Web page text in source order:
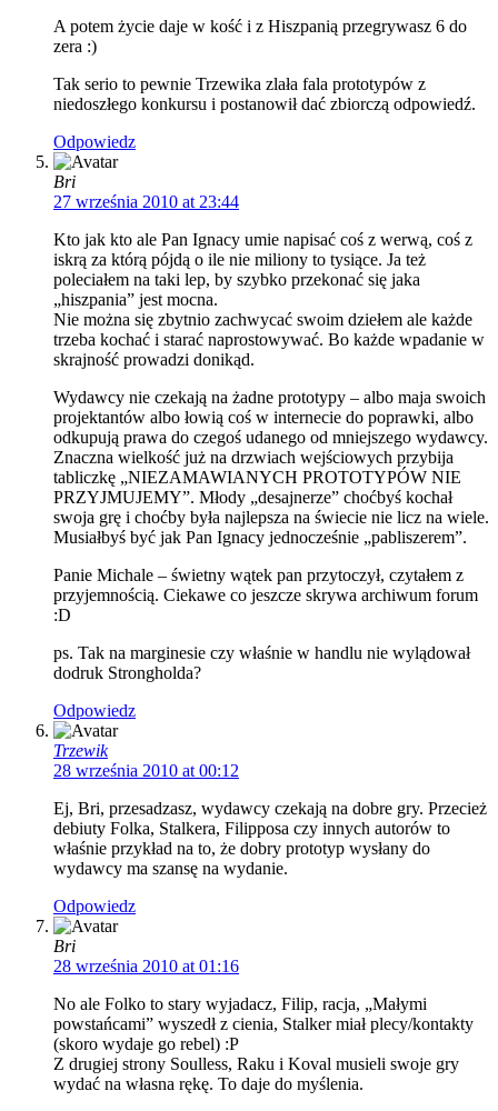
A potem życie daje w kość i z Hiszpanią przegrywasz 6 do
zera :)
Tak serio to pewnie Trzewika zlała fala prototypów z
niedoszłego konkursu i postanowił dać zbiorczą odpowiedź.
Odpowiedz
Bri
27 września 2010 at 23:44
Kto jak kto ale Pan Ignacy umie napisać coś z werwą, coś z
iskrą za którą pójdą o ile nie miliony to tysiące. Ja też
poleciałem na taki lep, by szybko przekonać się jaka
„hiszpania” jest mocna.
Nie można się zbytnio zachwycać swoim dziełem ale każde
trzeba kochać i starać naprostowywać. Bo każde wpadanie w
skrajność prowadzi donikąd.
Wydawcy nie czekają na żadne prototypy – albo maja swoich
projektantów albo łowią coś w internecie do poprawki, albo
odkupują prawa do czegoś udanego od mniejszego wydawcy.
Znaczna wielkość już na drzwiach wejściowych przybija
tabliczkę „NIEZAMAWIANYCH PROTOTYPÓW NIE
PRZYJMUJEMY”. Młody „desajnerze” choćbyś kochał
swoja grę i choćby była najlepsza na świecie nie licz na wiele.
Musiałbyś być jak Pan Ignacy jednocześnie „pabliszerem”.
Panie Michale – świetny wątek pan przytoczył, czytałem z
przyjemnością. Ciekawe co jeszcze skrywa archiwum forum
:D
ps. Tak na marginesie czy właśnie w handlu nie wylądował
dodruk Strongholda?
Odpowiedz
Trzewik
28 września 2010 at 00:12
Ej, Bri, przesadzasz, wydawcy czekają na dobre gry. Przecież
debiuty Folka, Stalkera, Filipposa czy innych autorów to
właśnie przykład na to, że dobry prototyp wysłany do
wydawcy ma szansę na wydanie.
Odpowiedz
Bri
28 września 2010 at 01:16
No ale Folko to stary wyjadacz, Filip, racja, „Małymi
powstańcami” wyszedł z cienia, Stalker miał plecy/kontakty
(skoro wydaje go rebel) :P
Z drugiej strony Soulless, Raku i Koval musieli swoje gry
wydać na własna rękę. To daje do myślenia.